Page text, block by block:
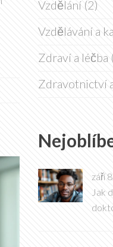
Vzdělání (2)
Vzdělávání a
Zdraví a léčba
Zdravotnictví
září
Jak